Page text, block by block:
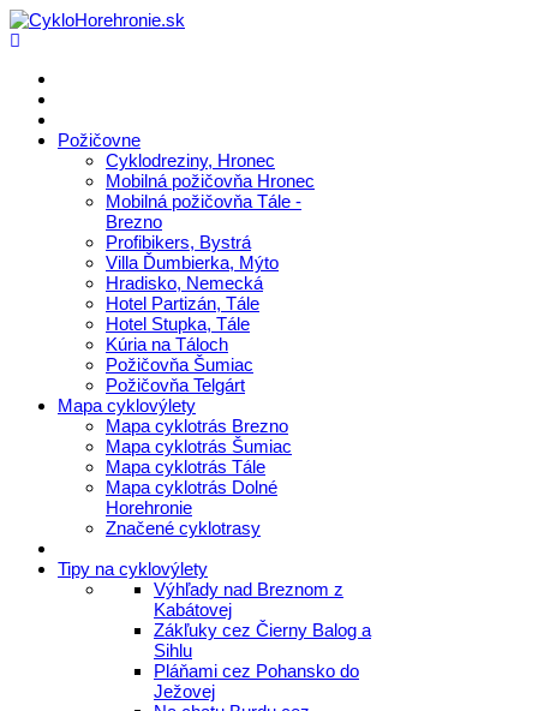
Požičovne
Cyklodreziny, Hronec
Mobilná požičovňa Hronec
Mobilná požičovňa Tále -
Brezno
Profibikers, Bystrá
Villa Ďumbierka, Mýto
Hradisko, Nemecká
Hotel Partizán, Tále
Hotel Stupka, Tále
Kúria na Táloch
Požičovňa Šumiac
Požičovňa Telgárt
Mapa cyklovýlety
Mapa cyklotrás Brezno
Mapa cyklotrás Šumiac
Mapa cyklotrás Tále
Mapa cyklotrás Dolné
Horehronie
Značené cyklotrasy
Tipy na cyklovýlety
Výhľady nad Breznom z
Kabátovej
Zákľuky cez Čierny Balog a
Sihlu
Pláňami cez Pohansko do
Ježovej